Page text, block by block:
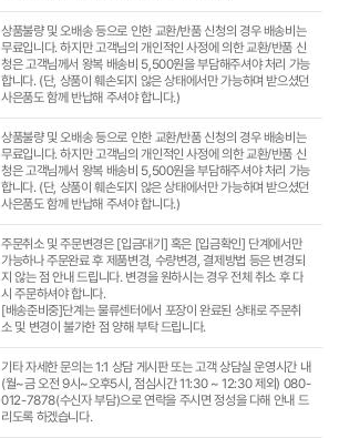
상품불량 및 오배송 등으로 인한 교환/반품 신청의 경우 배송비는
무료입니다. 하지만 고객님의 개인적인 사정에 의한 교환/반품 신
청은 고객님께서 왕복 배송비 5,500원을 부담해주셔야 처리 가능
합니다. (단, 상품이 훼손되지 않은 상태에서만 가능하며 받으셨던
사은품도 함께 반납해 주셔야 합니다.)
상품불량 및 오배송 등으로 인한 교환/반품 신청의 경우 배송비는
무료입니다. 하지만 고객님의 개인적인 사정에 의한 교환/반품 신
청은 고객님께서 왕복 배송비 5,500원을 부담해주셔야 처리 가능
합니다. (단, 상품이 훼손되지 않은 상태에서만 가능하며 받으셨던
사은품도 함께 반납해 주셔야 합니다.)
주문취소 및 주문변경은 [입금대기] 혹은 [입금확인] 단계에서만
가능하나 주문완료 후 제품변경, 수량변경, 결제방법 등은 변경되
지 않는 점 안내 드립니다. 변경을 원하시는 경우 전체 취소 후 다
시 주문하셔야 합니다.
[배송준비중]단계는 물류센터에서 포장이 완료된 상태로 주문취
소 및 변경이 불가한 점 양해 부탁 드립니다.
기타 자세한 문의는 1:1 상담 게시판 또는 고객 상담실 운영시간 내
(월~금 오전 9시~오후5시, 점심시간 11:30 ~ 12:30 제외) 080-
012-7878(수신자 부담)으로 연락을 주시면 정성을 다해 안내 드
리도록 하겠습니다.